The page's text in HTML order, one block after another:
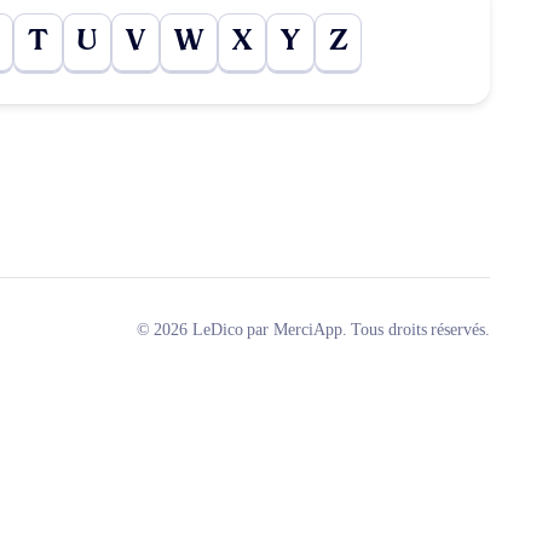
T U V W X Y Z
© 2026 LeDico par MerciApp. Tous droits réservés.